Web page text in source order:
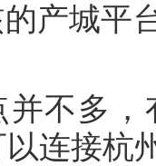
产城平
不多
连接杭